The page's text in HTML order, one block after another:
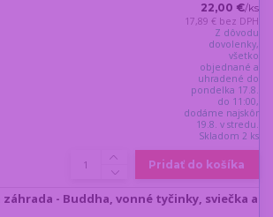
22,00 €/ks
17,89 € bez DPH
Z dôvodu
dovolenky,
všetko
objednané a
uhradené do
pondelka 17.8.
do 11:00,
dodáme najskôr
19.8. v stredu.
Skladom 2 ks
Pridať do košíka
- Buddha, vonné tyčinky, sviečka a